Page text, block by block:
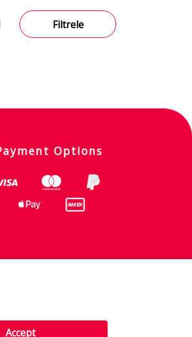
Filtrele
Options
Gizlilik İlkesi
Accept